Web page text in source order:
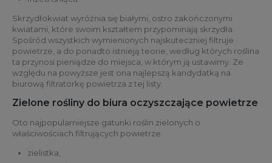
Skrzydłokwiat wyróżnia się białymi, ostro zakończonymi
kwiatami, które swoim kształtem przypominają skrzydła.
Spośród wszystkich wymienionych najskuteczniej filtruje
powietrze, a do ponadto istnieją teorie, według których roślina
ta przynosi pieniądze do miejsca, w którym ją ustawimy. Ze
względu na powyższe jest ona najlepszą kandydatką na
biurową filtratorkę powietrza z tej listy.
Zielone rośliny do biura oczyszczające powietrze
Oto najpopularniejsze gatunki roślin zielonych o
właściwościach filtrujących powietrze:
zielistka,